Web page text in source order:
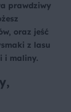
prawdziwy
oraz jeść
z lasu
i maliny.